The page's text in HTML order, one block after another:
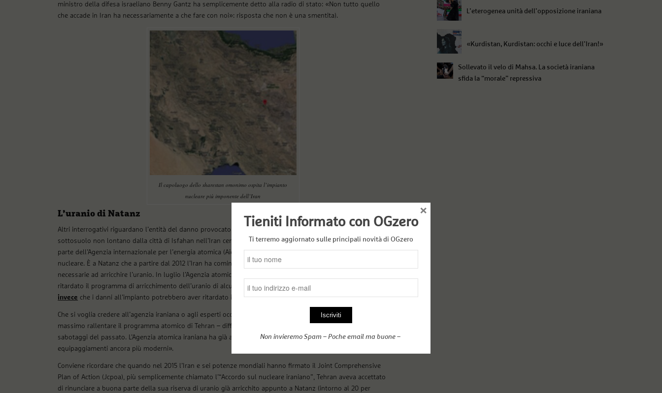
ministro della difesa israeliano Benny Gantz ha semplicemente detto alla radio di stato: «Non tutto quello
che accade in Iran ha necessariamente a che fare con noi»: risposta che non è una smentita).
Il capoluogo dello sharestan omonimo ospita l’impianto
nucleare più imponente dell’Iran
L’uranio di Natanz
Altri interrogativi riguardano l’entità del danno provocato. L’impianto di Natanz, costruito in parte nel
sottosuolo non lontano dalla città di Isfahan nell’Iran centrale, è tra quelli soggetti a regolari ispezioni da
parte dell’Agenzia internazionale per l’energia atomica (Aiea), l’ente delle Nazioni unite per la sicurezza
nucleare. È a Natanz che a partire dal 2012 l’Iran ha cominciato a costruire le sofisticate centrifughe
necessarie ad arricchire l’uranio. In luglio l’Agenzia atomica iraniana ha ammesso che l’esplosione ha
ritardato il programma di arricchimento dell’uranio di alcuni mesi. Alcuni esperti occidentali
invece che i danni all’impianto potrebbero aver ritardato il programma di un paio d’anni.
Che si voglia credere all’agenzia iraniana o agli esperti occidentali, pare chiaro che il sabotaggio potrà al
massimo rallentare il programma atomico di Tehran – difficilmente riuscirà a fermarlo. Non ci sono riusciti i
sabotaggi del passato. L’Agenzia atomica iraniana ha già annunciato che ricostruirà l’impianto distrutto, «con
equipaggiamenti ancora più moderni».
Conviene ricordare che quando nel 2015 l’Iran e sei potenze mondiali hanno firmato il Joint Comprehensive
Plan of Action (Jcpoa), più semplicemente chiamato l’“Accordo sul nucleare iraniano”, Tehran aveva accettato
di rinunciare a buona parte della sua riserva di uranio già arricchito appunto a Natanz (intorno al 20 per
L’eterogenea unità dell’opposizione iraniana
«Kurdistan, Kurdistan: occhi e luce dell’Iran!»
Sollevato il velo di Mahsa. La società iraniana
sfida la “morale” repressiva
Tieniti Informato con OGzero
Ti terremo aggiornato sulle principali novità di OGzero
Non invieremo Spam – Poche email ma buone –
×